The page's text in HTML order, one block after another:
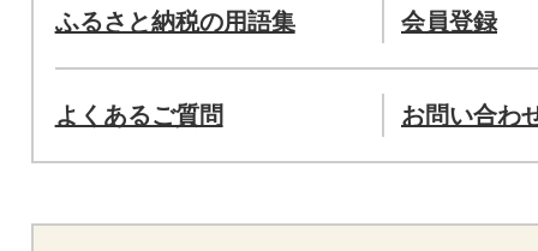
ふるさと納税の用語集 会員登録
よくあるご質問 お問い合わ